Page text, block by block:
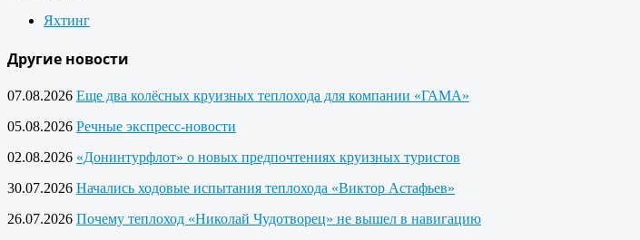
Яхтинг
Другие новости
07.08.2026 Еще два колёсных круизных теплохода для компании «ГАМА»
05.08.2026 Речные экспресс-новости
02.08.2026 «Донинтурфлот» о новых предпочтениях круизных туристов
30.07.2026 Начались ходовые испытания теплохода «Виктор Астафьев»
26.07.2026 Почему теплоход «Николай Чудотворец» не вышел в навигацию